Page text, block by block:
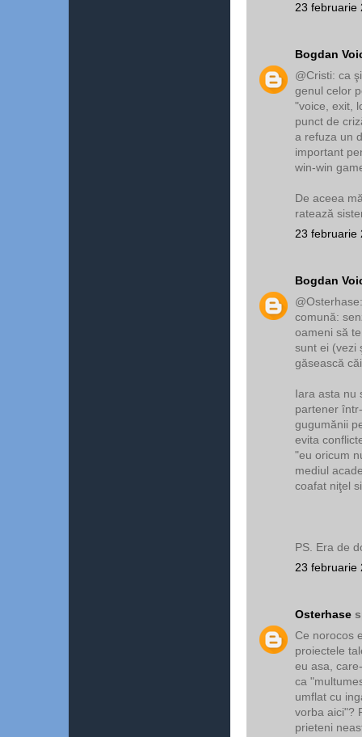
23 februarie
Bogdan
@Cristi: ca
genul celor
"voice, exit,
punct de
a refuza un
important
win-win
De aceea
ratează
23 februarie
Bogdan
comună:
oameni să
sunt ei (vezi
găsească
Iara asta nu
partener
gugumănii
evita
"eu oricum
mediul
coafat niţel
PS. Era de
23 februarie
Osterhase
Ce norocos
proiectele
eu asa,
ca
umflat cu
vorba aici"?
prieteni